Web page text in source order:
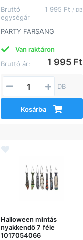
Bruttó
egységár
1 995 Ft / DB
PARTY FARSANG
Van raktáron
Bruttó ár:
1 995 Ft
DB
Kosárba
Halloween mintás
nyakkendő 7 féle
1017054066